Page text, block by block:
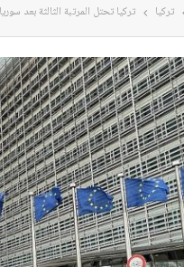
تركيا تركيا تحتل المرتبة الثالثة بعد